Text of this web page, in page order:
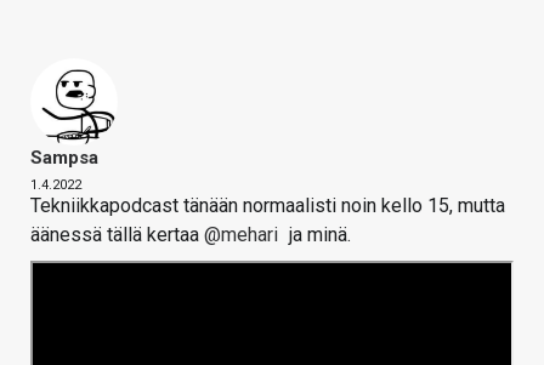
Sampsa
1.4.2022
Tekniikkapodcast tänään normaalisti noin kello 15, mutta
äänessä tällä kertaa @mehari ja minä.